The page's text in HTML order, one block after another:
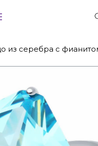
из серебра с